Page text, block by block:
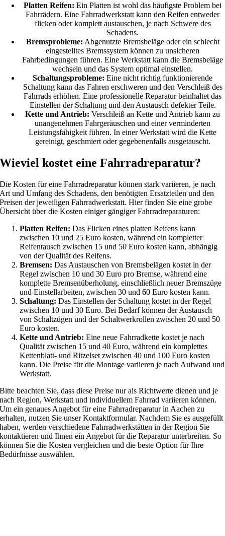
Platten Reifen: Ein Platten ist wohl das häufigste Problem bei
Fahrrädern. Eine Fahrradwerkstatt kann den Reifen entweder
flicken oder komplett austauschen, je nach Schwere des
Schadens.
Bremsprobleme: Abgenutzte Bremsbeläge oder ein schlecht
eingestelltes Bremssystem können zu unsicheren
Fahrbedingungen führen. Eine Werkstatt kann die Bremsbeläge
wechseln und das System optimal einstellen.
Schaltungsprobleme: Eine nicht richtig funktionierende
Schaltung kann das Fahren erschweren und den Verschleiß des
Fahrrads erhöhen. Eine professionelle Reparatur beinhaltet das
Einstellen der Schaltung und den Austausch defekter Teile.
Kette und Antrieb: Verschleiß an Kette und Antrieb kann zu
unangenehmen Fahrgeräuschen und einer verminderten
Leistungsfähigkeit führen. In einer Werkstatt wird die Kette
gereinigt, geschmiert oder gegebenenfalls ausgetauscht.
Wieviel kostet eine Fahrradreparatur?
Die Kosten für eine Fahrradreparatur können stark variieren, je nach
Art und Umfang des Schadens, den benötigten Ersatzteilen und den
Preisen der jeweiligen Fahrradwerkstatt. Hier finden Sie eine grobe
Übersicht über die Kosten einiger gängiger Fahrradreparaturen:
Platten Reifen: Das Flicken eines platten Reifens kann
zwischen 10 und 25 Euro kosten, während ein kompletter
Reifentausch zwischen 15 und 50 Euro kosten kann, abhängig
von der Qualität des Reifens.
Bremsen: Das Austauschen von Bremsbelägen kostet in der
Regel zwischen 10 und 30 Euro pro Bremse, während eine
komplette Bremsenüberholung, einschließlich neuer Bremszüge
und Einstellarbeiten, zwischen 30 und 60 Euro kosten kann.
Schaltung: Das Einstellen der Schaltung kostet in der Regel
zwischen 10 und 30 Euro. Bei Bedarf können der Austausch
von Schaltzügen und der Schaltwerkrollen zwischen 20 und 50
Euro kosten.
Kette und Antrieb: Eine neue Fahrradkette kostet je nach
Qualität zwischen 15 und 40 Euro, während ein komplettes
Kettenblatt- und Ritzelset zwischen 40 und 100 Euro kosten
kann. Die Preise für die Montage variieren je nach Aufwand und
Werkstatt.
Bitte beachten Sie, dass diese Preise nur als Richtwerte dienen und je
nach Region, Werkstatt und individuellem Fahrrad variieren können.
Um ein genaues Angebot für eine Fahrradreparatur in Aachen zu
erhalten, nutzen Sie unser Kontaktformular. Nachdem Sie es ausgefüllt
haben, werden verschiedene Fahrradwerkstätten in der Region Sie
kontaktieren und Ihnen ein Angebot für die Reparatur unterbreiten. So
können Sie die Kosten vergleichen und die beste Option für Ihre
Bedürfnisse auswählen.